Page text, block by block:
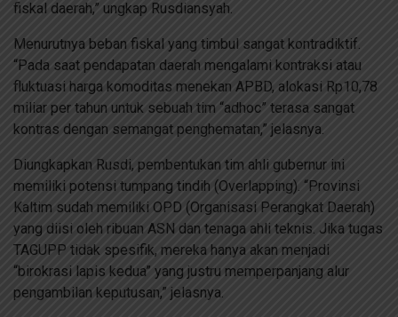
fiskal daerah,” ungkap Rusdiansyah.
Menurutnya beban fiskal yang timbul sangat kontradiktif.
“Pada saat pendapatan daerah mengalami kontraksi atau
fluktuasi harga komoditas menekan APBD, alokasi Rp10,78
miliar per tahun untuk sebuah tim “adhoc” terasa sangat
kontras dengan semangat penghematan,” jelasnya.
Diungkapkan Rusdi, pembentukan tim ahli gubernur ini
memiliki potensi tumpang tindih (Overlapping). “Provinsi
Kaltim sudah memiliki OPD (Organisasi Perangkat Daerah)
yang diisi oleh ribuan ASN dan tenaga ahli teknis. Jika tugas
TAGUPP tidak spesifik, mereka hanya akan menjadi
“birokrasi lapis kedua” yang justru memperpanjang alur
pengambilan keputusan,” jelasnya.